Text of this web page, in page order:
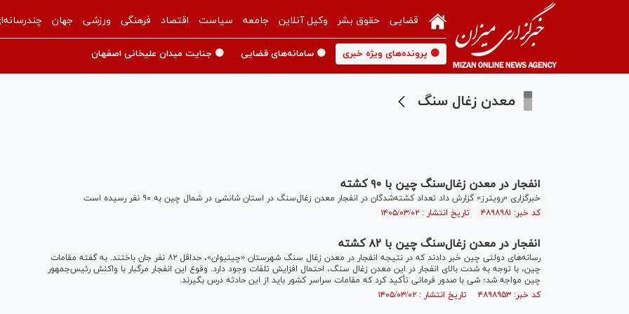
قضایی حقوق بشر وکیل آنلاین جامعه سیاست اقتصاد فرهنگی ورزشی جهان
🟡 پرونده‌های ویژه خبری 🟡 سامانه‌های قضایی 🟡 جنایت میدان علیخانی اصفهان
معدن زغال سنگ
انفجار در معدن زغال‌سنگ چین با ۹۰ کشته
خبرگزاری «رویترز» گزارش داد تعداد کشته‌شدگان در انفجار معدن زغال‌سنگ در استان شانشی در شمال چین به ۹۰ نفر رسیده است
کد خبر: ۴۸۹۸۹۸۱ تاریخ انتشار : ۱۴۰۵/۰۳/۰۲
انفجار در معدن زغال‌سنگ چین با ۸۲ کشته
رسانه‌های دولتی چین خبر دادند که در نتیجه انفجار در معدن زغال سنگ شهرستان «چینیوان»، حداقل ۸۲ نفر جان باختند. به گفته مقامات
چین، با توجه به شدت بالای انفجار در این معدن زغال سنگ، احتمال افزایش تلفات وجود دارد. وقوع این انفجار مرگبار با واکنش رئیس‌جمهور
چین مواجه شد؛ شی با صدور فرمانی تأکید کرد که مقامات سراسر کشور باید از این حادثه درس بگیرند.
کد خبر: ۴۸۹۸۹۵۳ تاریخ انتشار : ۱۴۰۵/۰۳/۰۲